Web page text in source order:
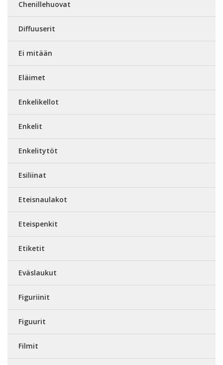
Chenillehuovat
Diffuuserit
Ei mitään
Eläimet
Enkelikellot
Enkelit
Enkelitytöt
Esiliinat
Eteisnaulakot
Eteispenkit
Etiketit
Eväslaukut
Figuriinit
Figuurit
Filmit